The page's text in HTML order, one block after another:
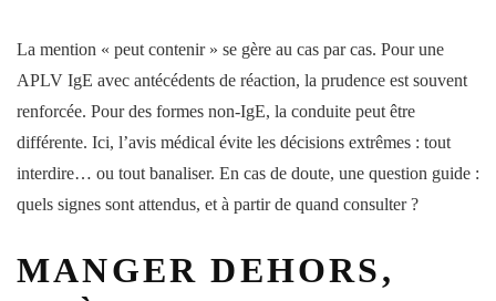
La mention « peut contenir » se gère au cas par cas. Pour une
APLV IgE avec antécédents de réaction, la prudence est souvent
renforcée. Pour des formes non-IgE, la conduite peut être
différente. Ici, l’avis médical évite les décisions extrêmes : tout
interdire… ou tout banaliser. En cas de doute, une question guide :
quels signes sont attendus, et à partir de quand consulter ?
MANGER DEHORS,